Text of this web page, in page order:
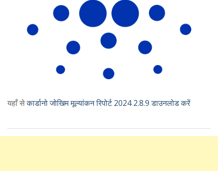
यहाँ सेकार्डानो जोखिम मूल्यांकन रिपोर्ट 2024 2.8.9 डाउनलोड करें